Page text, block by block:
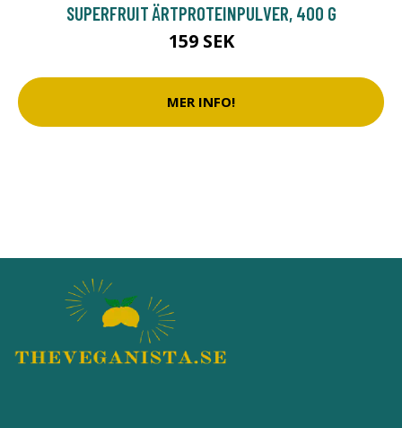
SUPERFRUIT ÄRTPROTEINPULVER, 400 G
159 SEK
MER INFO!